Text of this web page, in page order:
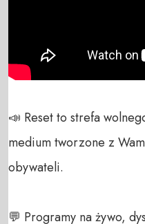
📣 Reset to strefa
medium tworzone z
obywateli.
💬 Programy na żywo,